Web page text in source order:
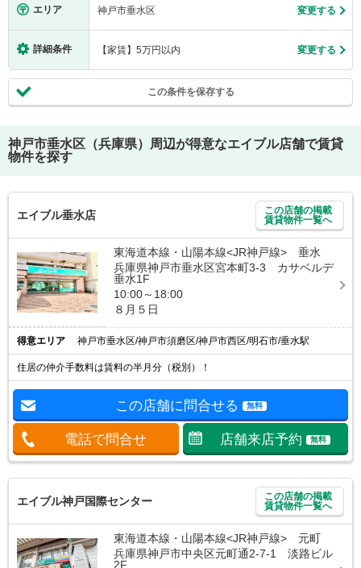
エリア 神戸市垂水区 変更する
詳細条件 【家賃】5万円以内 変更する
この条件を保存する
神戸市垂水区（兵庫県）
周辺が得意なエイブル店舗で賃貸
物件を探す
エイブル垂水店
この店舗の掲載
賃貸物件一覧へ
東海道本線・山陽本線<JR神戸線> 垂水
兵庫県神戸市垂水区宮本町3-3 カサベルデ
垂水1F
10:00～18:00
８月５日
得意エリア 神戸市垂水区/神戸市須磨区/神戸市西区/明石市/垂水駅
住居の仲介手数料は賃料の半月分（税別）！
この店舗に問合せる 無料
電話で問合せ 店舗来店予約 無料
エイブル神戸国際センター
この店舗の掲載
賃貸物件一覧へ
東海道本線・山陽本線<JR神戸線> 元町
兵庫県神戸市中央区元町通2-7-1 淡路ビル
2F